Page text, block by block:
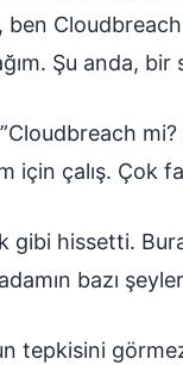
ben
Şu anda,
için çalış. Çok
gibi hissetti.
bazı
tepkisini